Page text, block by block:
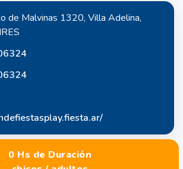
de Malvinas 1320, Villa Adelina,
0 Hs de Duración